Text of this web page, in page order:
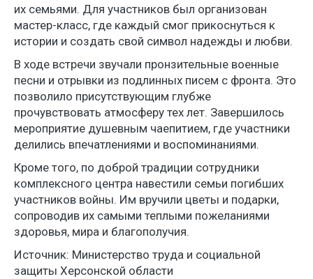
их семьями. Для участников был организован
мастер-класс, где каждый смог прикоснуться к
истории и создать свой символ надежды и любви.
В ходе встречи звучали пронзительные военные
песни и отрывки из подлинных писем с фронта. Это
позволило присутствующим глубже
прочувствовать атмосферу тех лет. Завершилось
мероприятие душевным чаепитием, где участники
делились впечатлениями и воспоминаниями.
Кроме того, по доброй традиции сотрудники
комплексного центра навестили семьи погибших
участников войны. Им вручили цветы и подарки,
сопроводив их самыми теплыми пожеланиями
здоровья, мира и благополучия.
Источник: Министерство труда и социальной
защиты Херсонской области